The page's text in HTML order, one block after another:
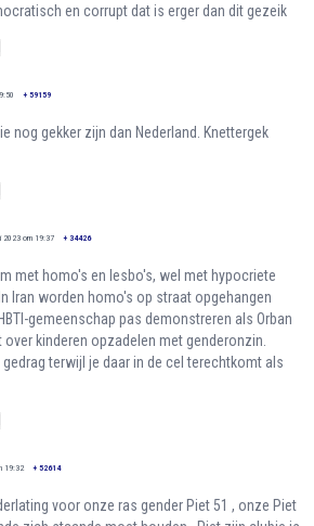
en corrupt dat is erger dan dit gezeik
+ 59159
nog gekker zijn dan Nederland. Knettergek
2023 om 19:37 + 34426
met homo's en lesbo's, wel met hypocriete
Iran worden homo's op straat opgehangen
gemeenschap pas demonstreren als Orban
kinderen opzadelen met genderonzin.
terwijl je daar in de cel terechtkomt als
19:32 + 52614
voor onze ras gender Piet 51 , onze Piet